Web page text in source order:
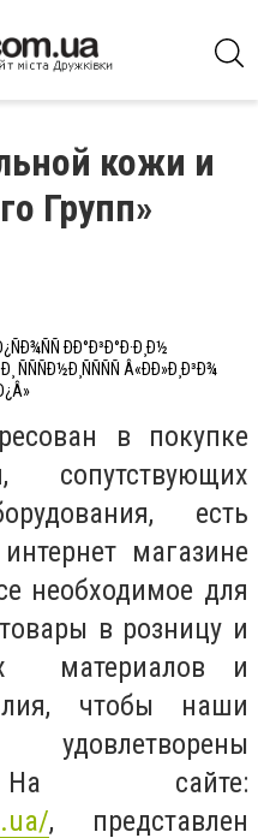
кожи и
Групп»
ÐÐ°Ð³Ð°Ð·Ð¸Ð½
ÑÑÑÐ½Ð¸ÑÑÑÑ Â«ÐÐ»Ð¸Ð³Ð¾
в покупке
сопутствующих
есть
магазине
необходимое для
в розницу и
материалов и
чтобы наши
На сайте:
, представлен